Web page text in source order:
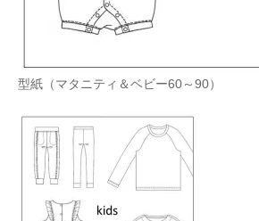
型紙（マタニティ＆ベビー60～90）